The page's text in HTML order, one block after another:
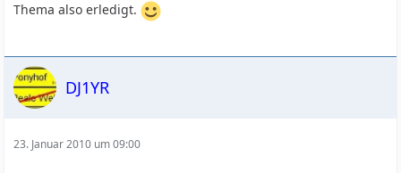
Thema also erledigt.
DJ1YR
23. Januar 2010 um 09:00